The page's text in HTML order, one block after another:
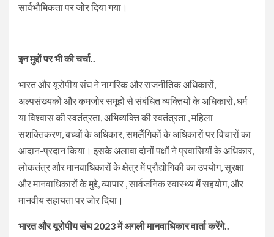
सार्वभौमिकता पर जोर दिया गया।
इन मुद्दों पर भी की चर्चा..
भारत और यूरोपीय संघ ने नागरिक और राजनीतिक अधिकारों,
अल्पसंख्यकों और कमजोर समूहों से संबंधित व्यक्तियों के अधिकारों, धर्म
या विश्वास की स्वतंत्रता, अभिव्यक्ति की स्वतंत्रता , महिला
सशक्तिकरण, बच्चों के अधिकार, समलैंगिकों के अधिकारों पर विचारों का
आदान-प्रदान किया। इसके अलावा दोनों पक्षों ने प्रवासियों के अधिकार,
लोकतंत्र और मानवाधिकारों के क्षेत्र में प्रौद्योगिकी का उपयोग, सुरक्षा
और मानवाधिकारों के मुद्दे, व्यापार , सार्वजनिक स्वास्थ्य में सहयोग, और
मानवीय सहायता पर जोर दिया।
भारत और यूरोपीय संघ 2023 में अगली मानवाधिकार वार्ता करेंगे..